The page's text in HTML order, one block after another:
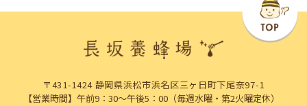
〒431-1424 静岡県浜松市浜名区三ヶ日町下尾奈97-1
【営業時間】午前9：30～午後5：00（毎週水曜・第2火曜定休）